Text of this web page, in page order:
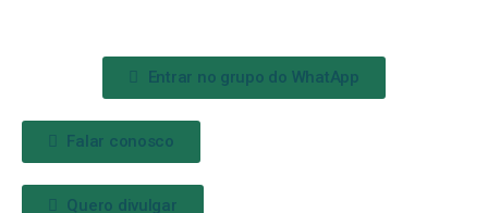
Entrar no grupo do WhatApp
Falar conosco
Quero divulgar